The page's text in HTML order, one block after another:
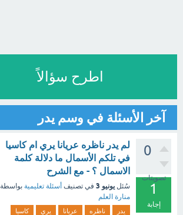
اطرح سؤالاً
آخر الأسئلة في وسم يدر
0
تصويتات
1
إجابة
لم يدر ناظره عريانا يري ام كاسيا
في تلكم الأسمال ما دلالة كلمة
الاسمال ؟ - مع الشرح
سُئل يونيو 3 في تصنيف أسئلة تعليمية بواسطة
منارة العلم
يدر ناظره عريانا يري
كاسيا